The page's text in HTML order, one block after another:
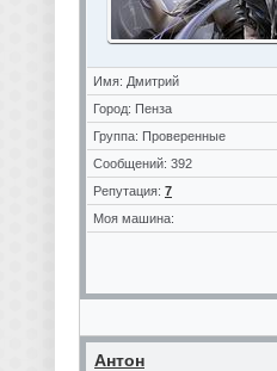
Имя: Дмитрий
Город: Пенза
Группа: Проверенные
Сообщений: 392
Репутация: 7
Моя машина:
Антон